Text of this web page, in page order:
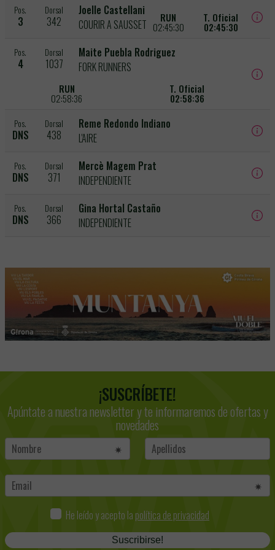
Pos.
3
Dorsal
342
Joelle Castellani
COURIR A SAUSSET
RUN
02:45:30
T. Oficial
02:45:30
Pos.
4
Dorsal
1037
Maite Puebla Rodriguez
FORK RUNNERS
RUN
02:58:36
T. Oficial
02:58:36
Pos.
DNS
Dorsal
438
Reme Redondo Indiano
L'AIRE
Pos.
DNS
Dorsal
371
Mercè Magem Prat
INDEPENDIENTE
Pos.
DNS
Dorsal
366
Gina Hortal Castaño
INDEPENDIENTE
¡SUSCRÍBETE!
Apúntate a nuestra newsletter y te informaremos de ofertas y
novedades
He leído y acepto la política de privacidad
Suscribirse!